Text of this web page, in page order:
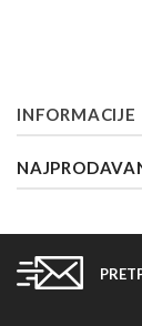
INFORMACIJE